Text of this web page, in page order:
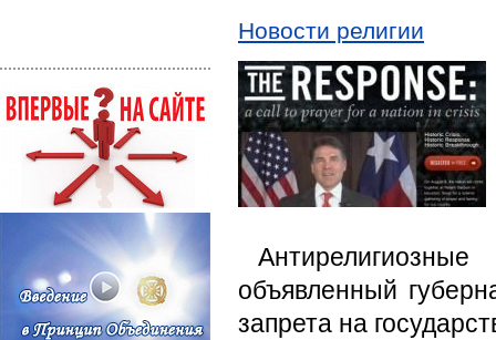
Новости религии
объявленный
запрета на